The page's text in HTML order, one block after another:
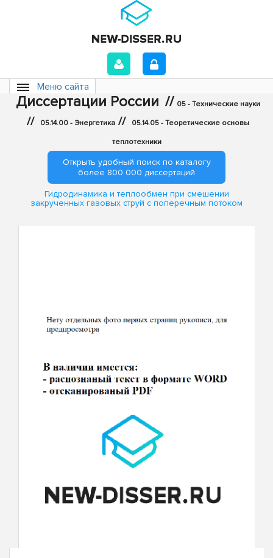
Меню сайта
Диссертации России // 05 - Технические науки
// 05.14.00 - Энергетика // 05.14.05 - Теоретические основы
теплотехники
Открыть удобный поиск по каталогу
более 800 000 диссертаций
Гидродинамика и теплообмен при смешении
закрученных газовых струй с поперечным потоком